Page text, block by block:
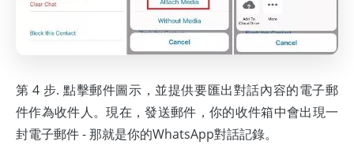
第 4 步. 點擊郵件圖示，並提供要匯出對話內容的電子郵
件作為收件人。現在，發送郵件，你的收件箱中會出現一
封電子郵件 - 那就是你的WhatsApp對話記錄。